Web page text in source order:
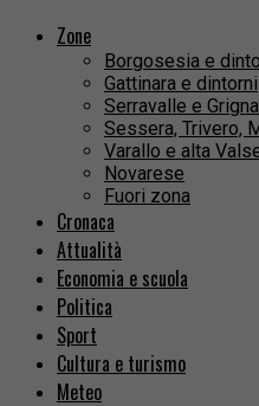
Zone
Borgosesia e
Gattinara e dintorni
Serravalle e
Sessera, Trivero,
Varallo e alta
Novarese
Fuori zona
Cronaca
Attualità
Economia e scuola
Politica
Sport
Cultura e turismo
Meteo